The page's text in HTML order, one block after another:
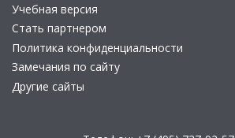
Учебная версия
Стать партнером
Политика конфиденциальности
Замечания по сайту
Другие сайты